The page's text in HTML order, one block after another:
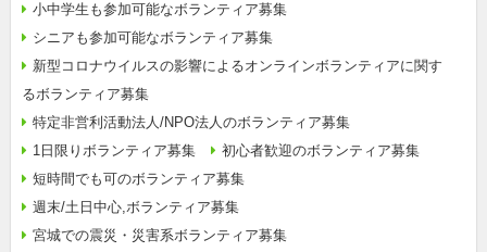
小中学生も参加可能なボランティア募集
シニアも参加可能なボランティア募集
新型コロナウイルスの影響によるオンラインボランティアに関す
るボランティア募集
特定非営利活動法人/NPO法人のボランティア募集
1日限りボランティア募集
初心者歓迎のボランティア募集
短時間でも可のボランティア募集
週末/土日中心,ボランティア募集
宮城での震災・災害系ボランティア募集